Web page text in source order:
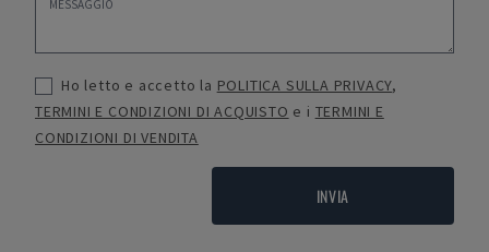
Ho letto e accetto la POLITICA SULLA PRIVACY,
TERMINI E CONDIZIONI DI ACQUISTO e i TERMINI E
CONDIZIONI DI VENDITA
INVIA